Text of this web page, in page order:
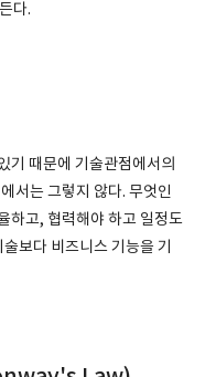
다.
기 때문에 기술관점에서의
서는 그렇지 않다. 무엇인
하고, 협력해야 하고 일정도
보다 비즈니스 기능을 기